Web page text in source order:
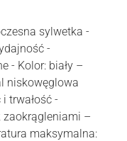
sylwetka -
-
- Kolor: biały –
niskowęglowa
trwałość -
zaokrągleniami –
maksymalna: